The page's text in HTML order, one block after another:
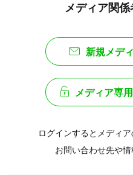
メディア関
新規メデ
メディア専
ログインするとメディ
お問い合わせ先や